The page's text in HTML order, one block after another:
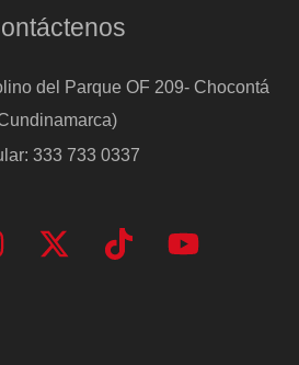
del Parque OF 209- Chocontá
333 733 0337